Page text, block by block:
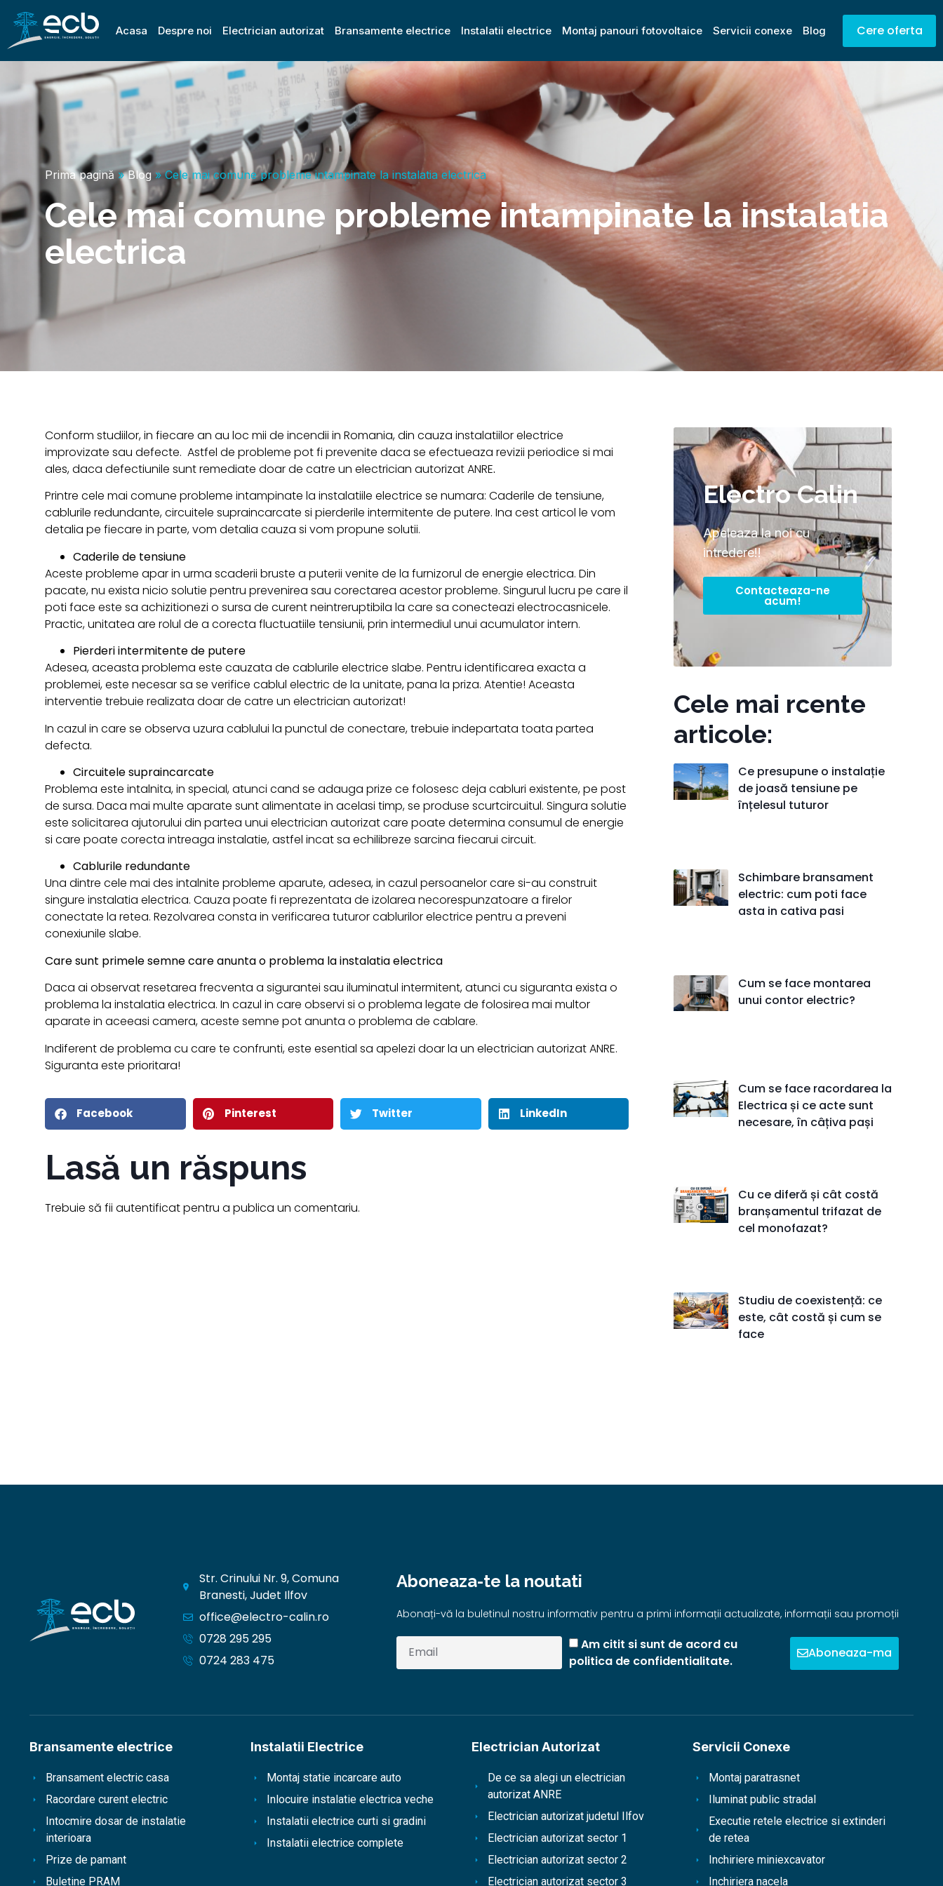
Acasa Despre noi Electrician autorizat Bransamente electrice Instalatii electrice Montaj panouri fotovoltaice Servicii conexe Blog Cere oferta
Prima pagină»Blog »Cele mai comune probleme intampinate la instalatia electrica
Cele mai comune probleme intampinate la instalatia
electrica
Conform studiilor, in fiecare an au loc mii de incendii in Romania, din cauza instalatiilor electrice
improvizate sau defecte. Astfel de probleme pot fi prevenite daca se efectueaza revizii periodice si mai
ales, daca defectiunile sunt remediate doar de catre un electrician autorizat ANRE.
Printre cele mai comune probleme intampinate la instalatiile electrice se numara: Caderile de tensiune,
cablurile redundante, circuitele supraincarcate si pierderile intermitente de putere. Ina cest articol le vom
detalia pe fiecare in parte, vom detalia cauza si vom propune solutii.
Caderile de tensiune
Aceste probleme apar in urma scaderii bruste a puterii venite de la furnizorul de energie electrica. Din
pacate, nu exista nicio solutie pentru prevenirea sau corectarea acestor probleme. Singurul lucru pe care il
poti face este sa achizitionezi o sursa de curent neintreruptibila la care sa conecteazi electrocasnicele.
Practic, unitatea are rolul de a corecta fluctuatiile tensiunii, prin intermediul unui acumulator intern.
Pierderi intermitente de putere
Adesea, aceasta problema este cauzata de cablurile electrice slabe. Pentru identificarea exacta a
problemei, este necesar sa se verifice cablul electric de la unitate, pana la priza. Atentie! Aceasta
interventie trebuie realizata doar de catre un electrician autorizat!
In cazul in care se observa uzura cablului la punctul de conectare, trebuie indepartata toata partea
defecta.
Circuitele supraincarcate
Problema este intalnita, in special, atunci cand se adauga prize ce folosesc deja cabluri existente, pe post
de sursa. Daca mai multe aparate sunt alimentate in acelasi timp, se produse scurtcircuitul. Singura solutie
este solicitarea ajutorului din partea unui electrician autorizat care poate determina consumul de energie
si care poate corecta intreaga instalatie, astfel incat sa echilibreze sarcina fiecarui circuit.
Cablurile redundante
Una dintre cele mai des intalnite probleme aparute, adesea, in cazul persoanelor care si-au construit
singure instalatia electrica. Cauza poate fi reprezentata de izolarea necorespunzatoare a firelor
conectate la retea. Rezolvarea consta in verificarea tuturor cablurilor electrice pentru a preveni
conexiunile slabe.
Care sunt primele semne care anunta o problema la instalatia electrica
Daca ai observat resetarea frecventa a sigurantei sau iluminatul intermitent, atunci cu siguranta exista o
problema la instalatia electrica. In cazul in care observi si o problema legate de folosirea mai multor
aparate in aceeasi camera, aceste semne pot anunta o problema de cablare.
Indiferent de problema cu care te confrunti, este esential sa apelezi doar la un electrician autorizat ANRE.
Siguranta este prioritara!
Facebook Pinterest Twitter LinkedIn
Lasă un răspuns
Trebuie să fii autentificatpentru a publica un comentariu.
Electro Calin
Apeleaza la noi cu
intredere!!
Contacteaza-ne
acum!
Cele mai rcente
articole:
Ce presupune o instalație
de joasă tensiune pe
înțelesul tuturor
Schimbare bransament
electric: cum poti face
asta in cativa pasi
Cum se face montarea
unui contor electric?
Cum se face racordarea la
Electrica și ce acte sunt
necesare, în câțiva pași
Cu ce diferă și cât costă
branșamentul trifazat de
cel monofazat?
Studiu de coexistență: ce
este, cât costă și cum se
face
Str. Crinului Nr. 9, Comuna
Branesti, Judet Ilfov
office@electro-calin.ro
0728 295 295
0724 283 475
Aboneaza-te la noutati
Abonați-vă la buletinul nostru informativ pentru a primi informații actualizate, informații sau promoții
Am citit si sunt de acord cu
politica de confidentialitate.
Aboneaza-ma
Bransamente electrice
Bransament electric casa
Racordare curent electric
Intocmire dosar de instalatie
interioara
Prize de pamant
Buletine PRAM
Instalatii Electrice
Montaj statie incarcare auto
Inlocuire instalatie electrica veche
Instalatii electrice curti si gradini
Instalatii electrice complete
Electrician Autorizat
De ce sa alegi un electrician
autorizat ANRE
Electrician autorizat judetul Ilfov
Electrician autorizat sector 1
Electrician autorizat sector 2
Electrician autorizat sector 3
Servicii Conexe
Montaj paratrasnet
Iluminat public stradal
Executie retele electrice si extinderi
de retea
Inchiriere miniexcavator
Inchiriera nacela